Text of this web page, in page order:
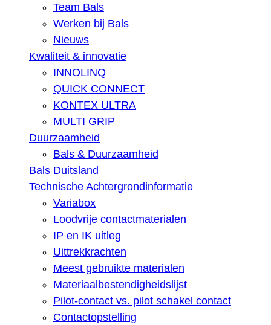
Team Bals
Werken bij Bals
Nieuws
Kwaliteit & innovatie
INNOLINQ
QUICK CONNECT
KONTEX ULTRA
MULTI GRIP
Duurzaamheid
Bals & Duurzaamheid
Bals Duitsland
Technische Achtergrondinformatie
Variabox
Loodvrije contactmaterialen
IP en IK uitleg
Uittrekkrachten
Meest gebruikte materialen
Materiaalbestendigheidslijst
Pilot-contact vs. pilot schakel contact
Contactopstelling